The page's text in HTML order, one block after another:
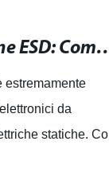
Protezione da sovratensione ESD:
estremamente
da
statiche.